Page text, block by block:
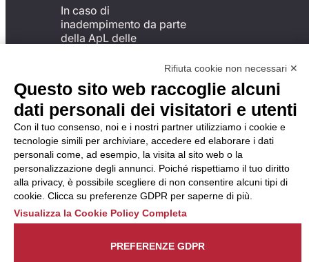
In caso di
inadempimento da parte
della ApL delle
del Codice di Condotta, è
possibile presentare un
reclamo
all’Organismo di
Monitoraggio utilizzando
una delle modalità
descritte al seguente
indirizzo web
https://odm-
agenzielavoro.it/reclami/ .
Rifiuta cookie non necessari ✕
Questo sito web raccoglie alcuni
dati personali dei visitatori e utenti
Con il tuo consenso, noi e i nostri partner utilizziamo i cookie e
tecnologie simili per archiviare, accedere ed elaborare i dati
personali come, ad esempio, la visita al sito web o la
personalizzazione degli annunci. Poiché rispettiamo il tuo diritto
alla privacy, è possibile scegliere di non consentire alcuni tipi di
cookie. Clicca su preferenze GDPR per saperne di più.
Visualizza la Cookie Policy Completa
PREFERENZE GDPR